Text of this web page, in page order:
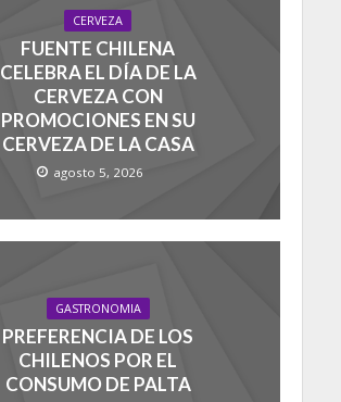
CERVEZA
FUENTE CHILENA
CELEBRA EL DÍA DE LA
CERVEZA CON
PROMOCIONES EN SU
CERVEZA DE LA CASA
agosto 5, 2026
GASTRONOMIA
PREFERENCIA DE LOS
CHILENOS POR EL
CONSUMO DE PALTA